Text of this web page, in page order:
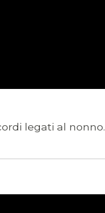
legati al nonno.